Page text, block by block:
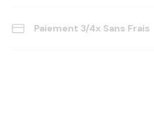
Paiement 3/4x Sans Frais